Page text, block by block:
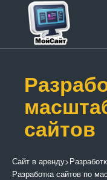
сайтов
Сайт в аренду>
Разработка сайтов по